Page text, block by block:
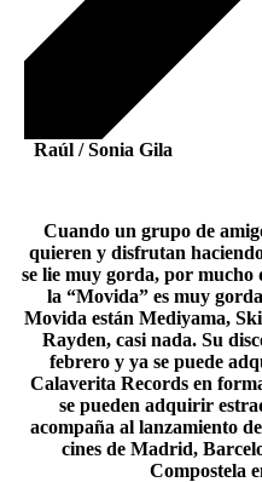
Raúl / Sonia Gila
Cuando un grupo de
quieren y disfrutan
se lie muy gorda, por
la “Movida” es muy
Movida están Mediyama,
Rayden, casi nada. Su
febrero y ya se puede
Calaverita Records en
se pueden adquirir
acompaña al lanzamiento
cines de Madrid,
Compostela